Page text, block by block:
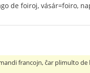
de foiroj, vásár=foiro,
francojn, ĉar plimulto